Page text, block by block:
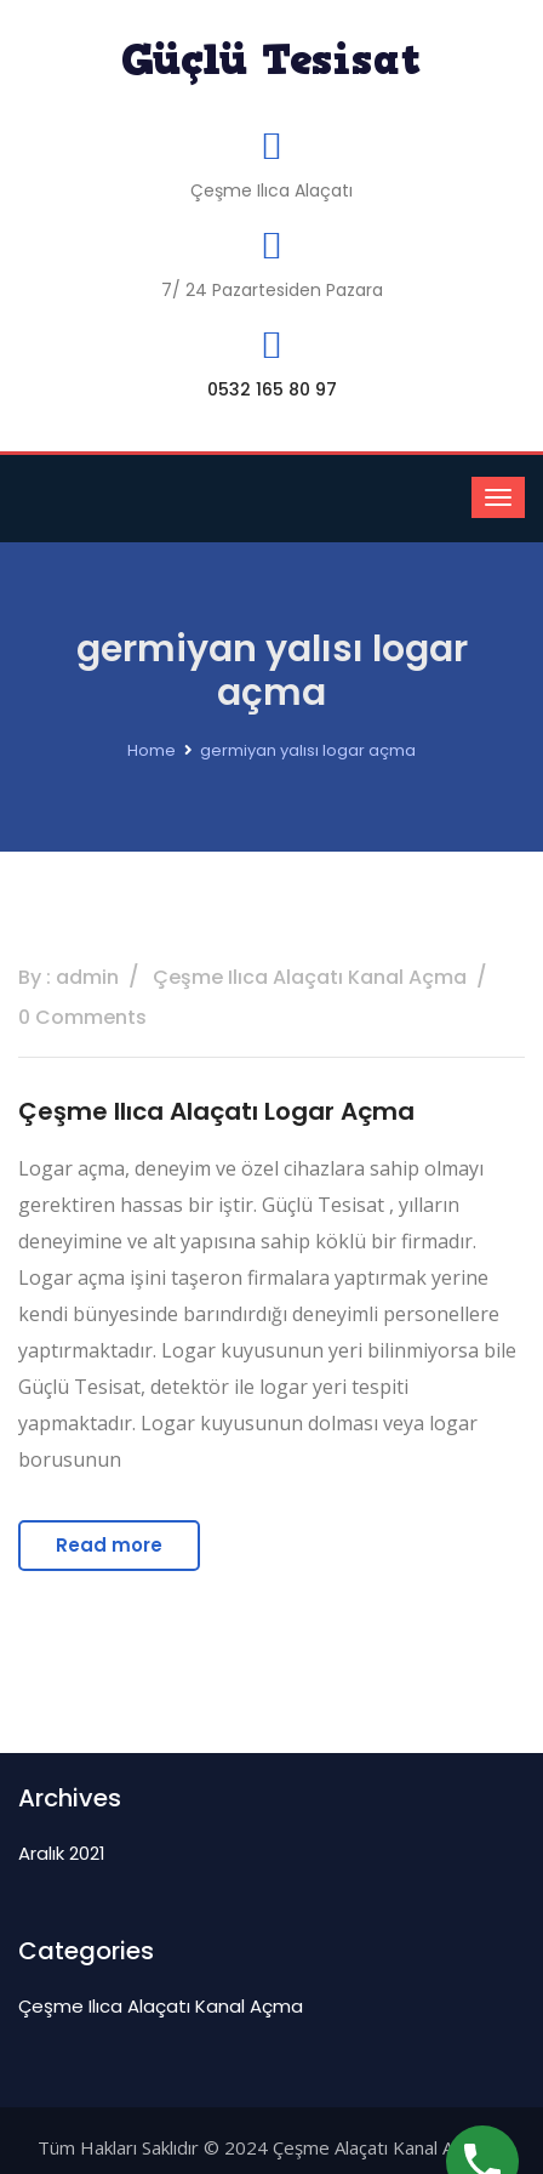
Çeşme Ilıca Alaçatı
7/ 24 Pazartesiden Pazara
0532 165 80 97
germiyan yalısı logar
açma
Home germiyan yalısı logar açma
By : admin
Çeşme Ilıca Alaçatı Kanal Açma
0 Comments
Çeşme Ilıca Alaçatı Logar Açma
Logar açma, deneyim ve özel cihazlara sahip olmayı
gerektiren hassas bir iştir. Güçlü Tesisat , yılların
deneyimine ve alt yapısına sahip köklü bir firmadır.
Logar açma işini taşeron firmalara yaptırmak yerine
kendi bünyesinde barındırdığı deneyimli personellere
yaptırmaktadır. Logar kuyusunun yeri bilinmiyorsa bile
Güçlü Tesisat, detektör ile logar yeri tespiti
yapmaktadır. Logar kuyusunun dolması veya logar
borusunun
Read more
Archives
Aralık 2021
Categories
Çeşme Ilıca Alaçatı Kanal Açma
Tüm Hakları Saklıdır © 2024 Çeşme Alaçatı Kanal Açma